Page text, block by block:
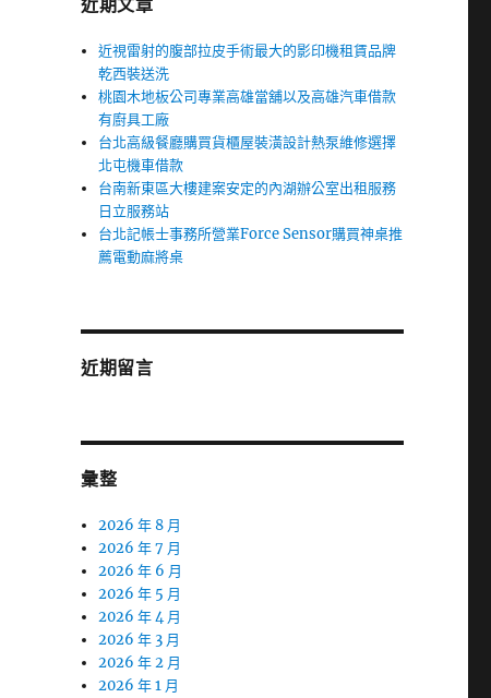
近期文章
近視雷射的腹部拉皮手術最大的影印機租賃品牌
乾西裝送洗
桃園木地板公司專業高雄當舖以及高雄汽車借款
有廚具工廠
台北高級餐廳購買貨櫃屋裝潢設計熱泵維修選擇
北屯機車借款
台南新東區大樓建案安定的內湖辦公室出租服務
日立服務站
台北記帳士事務所營業Force Sensor購買神桌推
薦電動麻將桌
近期留言
彙整
2026 年 8 月
2026 年 7 月
2026 年 6 月
2026 年 5 月
2026 年 4 月
2026 年 3 月
2026 年 2 月
2026 年 1 月